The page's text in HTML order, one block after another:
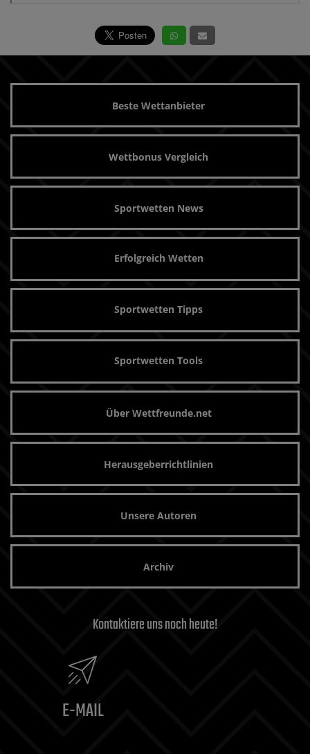
Beste Wettanbieter
Wettbonus Vergleich
Sportwetten News
Erfolgreich Wetten
Sportwetten Tipps
Sportwetten Tools
Über Wettfreunde.net
Herausgeberrichtlinien
Unsere Autoren
Archiv
Kontaktiere uns noch heute!
E-MAIL